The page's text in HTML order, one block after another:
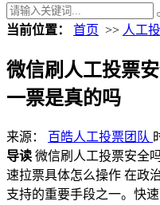
当前位置： 首页 >> 人工
微信刷人工投票
一票是真的吗
来源： 百皓人工投票团队
导读 微信刷人工投票安全
速拉票具体怎么操作 在政
支持的重要手段之一。快